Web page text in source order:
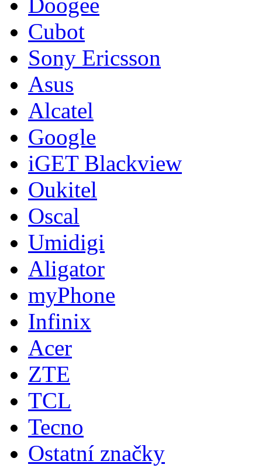
Cubot
Sony Ericsson
Asus
Alcatel
Google
iGET Blackview
Oukitel
Oscal
Umidigi
Aligator
myPhone
Infinix
Acer
ZTE
TCL
Tecno
Ostatní značky